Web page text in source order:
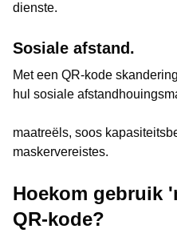
dienste.
Sosiale afstand.
Met een QR-kode
hul sosiale
maatreëls, soos
maskervereistes.
Hoekom gebruik
QR-kode?